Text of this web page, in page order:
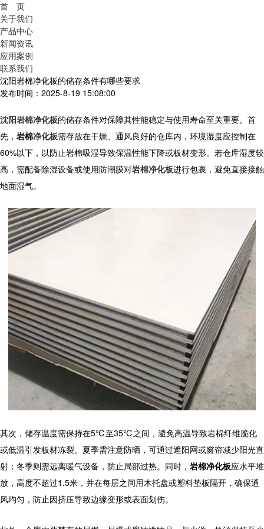
首 页
关于我们
产品中心
新闻资讯
应用案例
联系我们
沈阳岩棉净化板的储存条件有哪些要求
发布时间：2025-8-19 15:08:00
沈阳岩棉净化板的储存条件对保障其性能稳定与使用寿命至关重要。首
先， 岩棉净化板需存放在干燥、通风良好的仓库内，环境湿度应控制在
60%以下，以防止岩棉吸湿导致保温性能下降或板材变形。若仓库湿度较
高，需配备除湿设备或使用防潮膜对岩棉净化板进行包裹，避免直接接触
地面湿气。
其次，储存温度需保持在5℃至35℃之间，避免高温导致岩棉纤维脆化
或低温引发板材冻裂。夏季需注意防晒，可通过遮阳网或窗帘减少阳光直
射；冬季则需远离暖气设备，防止局部过热。同时， 岩棉净化板应水平堆
放，高度不超过1.5米，并在每层之间用木托盘或塑料垫板隔开，确保通
风均匀，防止因挤压导致边缘变形或表面划伤。